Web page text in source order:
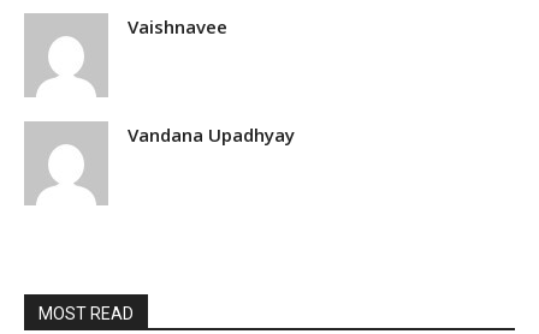
Vaishnavee
Vandana Upadhyay
MOST READ